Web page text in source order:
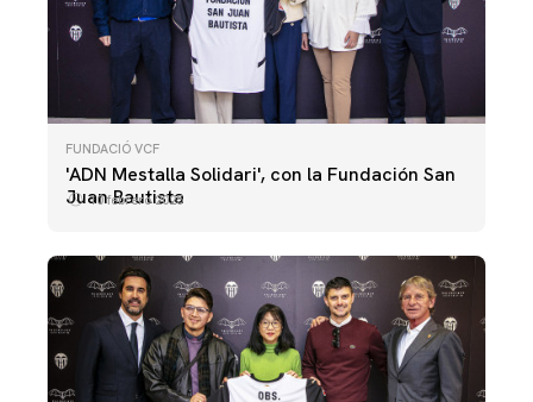
FUNDACIÓ VCF
'ADN Mestalla Solidari', con la Fundación San
Juan Bautista
10 febrero 2025